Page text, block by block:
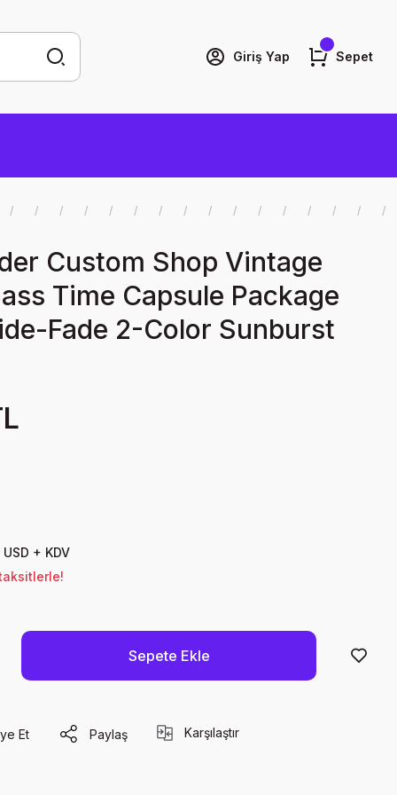
Giriş Yap Sepet
Custom Shop Vintage
Time Capsule Package
Fade 2-Color Sunburst
+ KDV
Sepete Ekle
Et Paylaş Karşılaştır